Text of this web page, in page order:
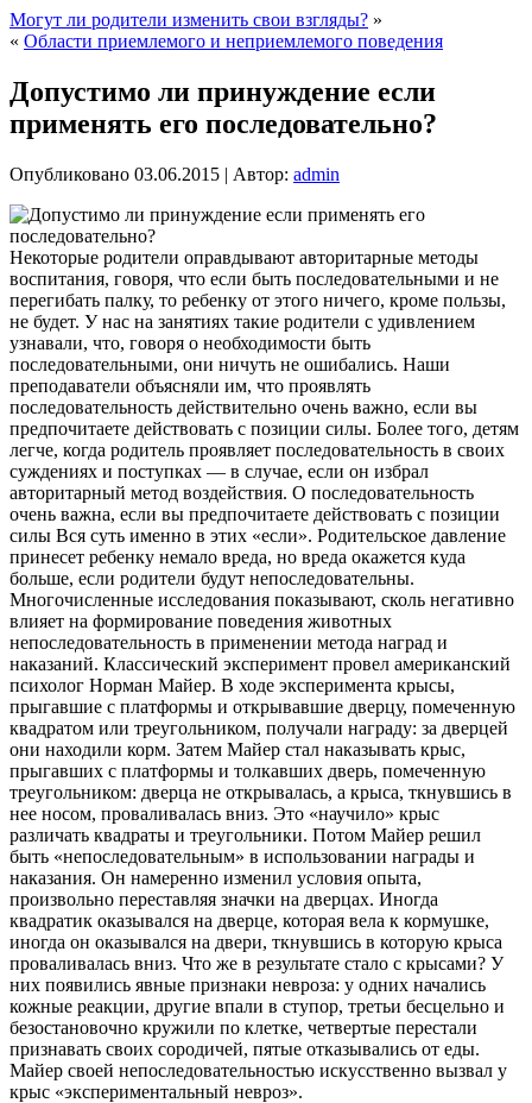
Могут ли родители изменить свои взгляды? »
« Области приемлемого и неприемлемого поведения
Допустимо ли принуждение если
применять его последовательно?
Опубликовано 03.06.2015 | Автор: admin
Некоторые родители оправдывают авторитарные методы
воспитания, говоря, что если быть последовательными и не
перегибать палку, то ребенку от этого ничего, кроме пользы,
не будет. У нас на занятиях такие родители с удивлением
узнавали, что, говоря о необходимости быть
последовательными, они ничуть не ошибались. Наши
преподаватели объясняли им, что проявлять
последовательность действительно очень важно, если вы
предпочитаете действовать с позиции силы. Более того, детям
легче, когда родитель проявляет последовательность в своих
суждениях и поступках — в случае, если он избрал
авторитарный метод воздействия. О последовательность
очень важна, если вы предпочитаете действовать с позиции
силы Вся суть именно в этих «если». Родительское давление
принесет ребенку немало вреда, но вреда окажется куда
больше, если родители будут непоследовательны.
Многочисленные исследования показывают, сколь негативно
влияет на формирование поведения животных
непоследовательность в применении метода наград и
наказаний. Классический эксперимент провел американский
психолог Норман Майер. В ходе эксперимента крысы,
прыгавшие с платформы и открывавшие дверцу, помеченную
квадратом или треугольником, получали награду: за дверцей
они находили корм. Затем Майер стал наказывать крыс,
прыгавших с платформы и толкавших дверь, помеченную
треугольником: дверца не открывалась, а крыса, ткнувшись в
нее носом, проваливалась вниз. Это «научило» крыс
различать квадраты и треугольники. Потом Майер решил
быть «непоследовательным» в использовании награды и
наказания. Он намеренно изменил условия опыта,
произвольно переставляя значки на дверцах. Иногда
квадратик оказывался на дверце, которая вела к кормушке,
иногда он оказывался на двери, ткнувшись в которую крыса
проваливалась вниз. Что же в результате стало с крысами? У
них появились явные признаки невроза: у одних начались
кожные реакции, другие впали в ступор, третьи бесцельно и
безостановочно кружили по клетке, четвертые перестали
признавать своих сородичей, пятые отказывались от еды.
Майер своей непоследовательностью искусственно вызвал у
крыс «экспериментальный невроз».